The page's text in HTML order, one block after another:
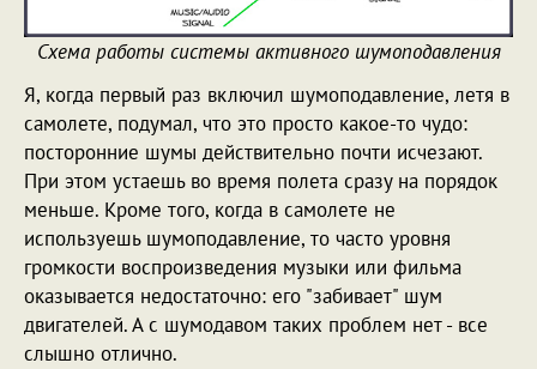
Схема работы системы активного шумоподавления
Я, когда первый раз включил шумоподавление, летя в
самолете, подумал, что это просто какое-то чудо:
посторонние шумы действительно почти исчезают.
При этом устаешь во время полета сразу на порядок
меньше. Кроме того, когда в самолете не
используешь шумоподавление, то часто уровня
громкости воспроизведения музыки или фильма
оказывается недостаточно: его "забивает" шум
двигателей. А с шумодавом таких проблем нет - все
слышно отлично.